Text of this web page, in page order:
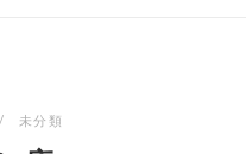
未分類